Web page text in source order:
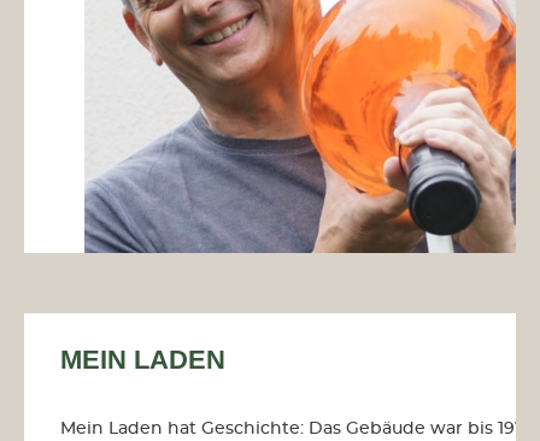
MEIN LADEN
Mein Laden hat Geschichte: Das Gebäude war bis 1971